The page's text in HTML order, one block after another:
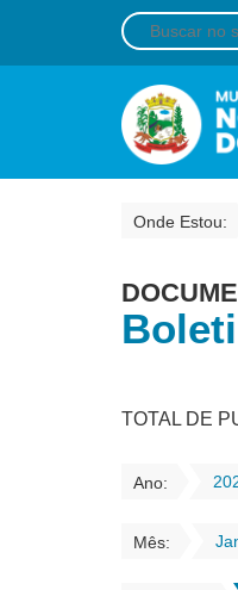
Onde Estou:
TOTAL DE
Ano:
Mês: